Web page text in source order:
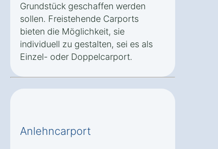
Grundstück geschaffen werden
sollen. Freistehende Carports
bieten die Möglichkeit, sie
individuell zu gestalten, sei es als
Einzel- oder Doppelcarport.
Anlehncarport